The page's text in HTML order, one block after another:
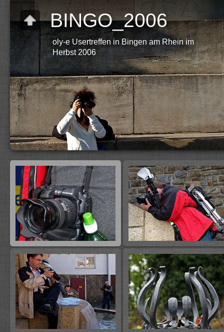
BINGO_2006
oly-e Usertreffen in Bingen am Rhein im
Herbst 2006